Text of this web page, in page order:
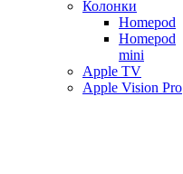
Колонки
Homepod
Homepod
mini
Apple TV
Apple Vision Pro